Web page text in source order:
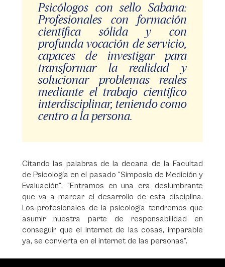
Psicólogos con sello Sabana:
Profesionales con formación
científica sólida y con
profunda vocación de servicio,
capaces de investigar para
transformar la realidad y
solucionar problemas reales
mediante el trabajo científico
interdisciplinar, teniendo como
centro a la persona.
Citando las palabras de la decana de la Facultad
de Psicología en el pasado "Simposio de Medición y
Evaluación", “Entramos en una era deslumbrante
que va a marcar el desarrollo de esta disciplina.
Los profesionales de la psicología tendremos que
asumir nuestra parte de responsabilidad en
conseguir que el internet de las cosas, imparable
ya, se convierta en el internet de las personas”.